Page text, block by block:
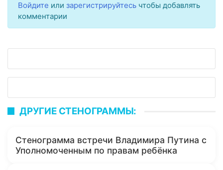
Войдите или зарегистрируйтесь чтобы добавлять
комментарии
ДРУГИЕ СТЕНОГРАММЫ:
Стенограмма встречи Владимира Путина с
Уполномоченным по правам ребёнка